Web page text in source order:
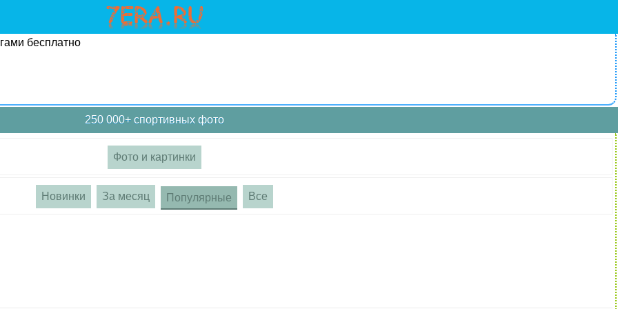
бесплатно
250 000+ спортивных фото
Фото и картинки
Новинки За месяц Популярные Все